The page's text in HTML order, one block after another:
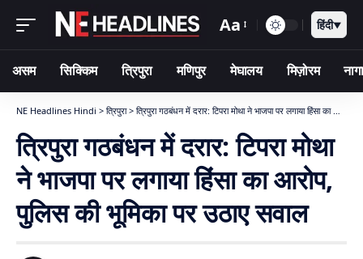
Aa हिंदी▼
असम सिक्किम त्रिपुरा मणिपुर मेघालय मिज़ोरम
NE Headlines Hindi > त्रिपुरा> त्रिपुरा गठबंधन में दरार: टिपरा मोथा ने भाजपा पर लगाया हिंसा का आरोप, पुलिस की भूमिका पर उठाए सवाल
त्रिपुरा गठबंधन में दरार: टिपरा मोथा
ने भाजपा पर लगाया हिंसा का आरोप,
पुलिस की भूमिका पर उठाए सवाल